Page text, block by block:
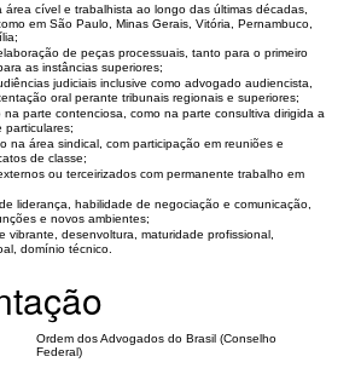
cível e trabalhista ao longo das últimas décadas,
em São Paulo, Minas Gerais, Vitória, Pernambuco,
de peças processuais, tanto para o primeiro
as instâncias superiores;
judiciais inclusive como advogado audiencista,
oral perante tribunais regionais e superiores;
parte contenciosa, como na parte consultiva dirigida a
particulares;
na área sindical, com participação em reuniões e
de classe;
ou terceirizados com permanente trabalho em
liderança, habilidade de negociação e comunicação,
e novos ambientes;
vibrante, desenvoltura, maturidade profissional,
domínio técnico.
Ordem dos Advogados do Brasil (Conselho
Federal)